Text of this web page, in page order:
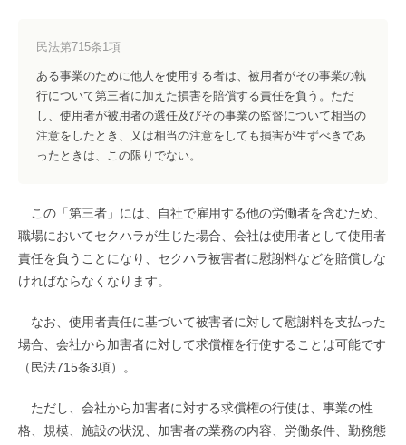
ある事業のために他人を使用する者は、被用者がその事業の執
行について第三者に加えた損害を賠償する責任を負う。ただ
し、使用者が被用者の選任及びその事業の監督について相当の
注意をしたとき、又は相当の注意をしても損害が生ずべきであ
ったときは、この限りでない。
民法第715条1項
この「第三者」には、自社で雇用する他の労働者を含むため、
職場においてセクハラが生じた場合、会社は使用者として使用者
責任を負うことになり、セクハラ被害者に慰謝料などを賠償しな
ければならなくなります。
なお、使用者責任に基づいて被害者に対して慰謝料を支払った
場合、会社から加害者に対して求償権を行使することは可能です
（民法715条3項）。
ただし、会社から加害者に対する求償権の行使は、事業の性
格、規模、施設の状況、加害者の業務の内容、労働条件、勤務態